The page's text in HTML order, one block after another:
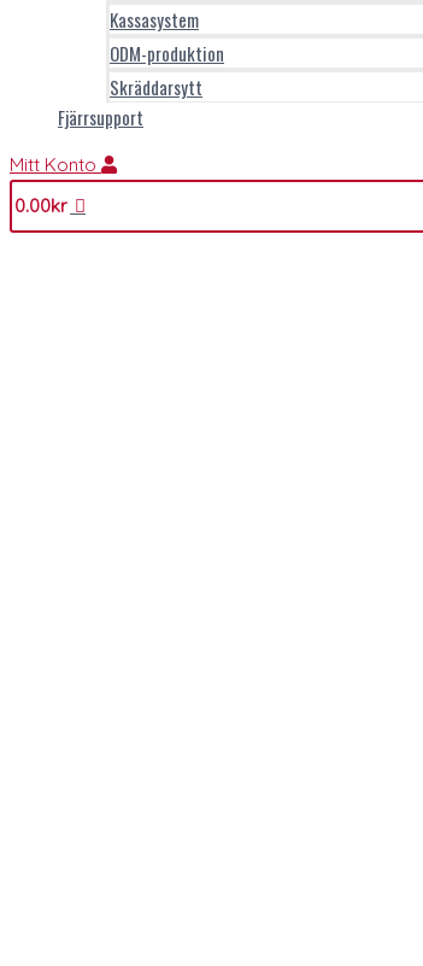
Kassasystem
ODM-produktion
Skräddarsytt
Fjärrsupport
Mitt Konto
0.00kr